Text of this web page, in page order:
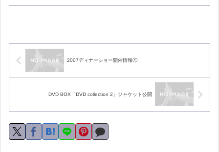
2007ディナーショー開催情報①
DVD BOX「DVD collection 2」ジャケット公開